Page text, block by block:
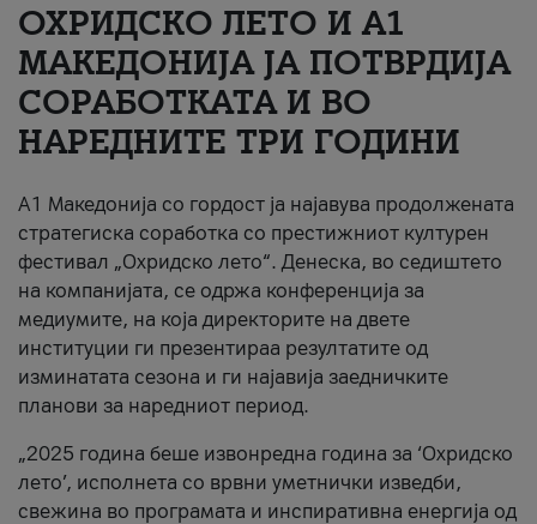
#ПодобарОнлајн
ОХРИДСКО ЛЕТО И A1
МАКЕДОНИЈА ЈА ПОТВРДИЈА
СОРАБОТКАТА И ВО
НАРЕДНИТЕ ТРИ ГОДИНИ
A1 Македонија со гордост ја најавува продолжената
стратегиска соработка со престижниот културен
фестивал „Охридско лето“. Денеска, во седиштето
на компанијата, се одржа конференција за
медиумите, на која директорите на двете
институции ги презентираа резултатите од
изминатата сезона и ги најавија заедничките
планови за наредниот период.
„2025 година беше извонредна година за ‘Охридско
лето’, исполнета со врвни уметнички изведби,
свежина во програмата и инспиративна енергија од